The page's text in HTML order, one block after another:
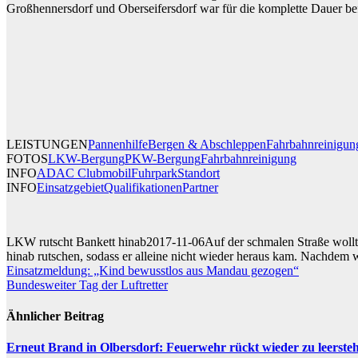
Großhennersdorf und Oberseifersdorf war für die komplette Dauer
LEISTUNGENPannenhilfeBergen & Abschleppen
FOTOSLKW-BergungPKW-BergungFahrbahnreinigung
INFOADAC ClubmobilFuhrparkStandort
INFOEinsatzgebietQualifikationenPartner
LKW rutscht Bankett hinab2017-11-06Auf der schmalen Straße
hinab rutschen, sodass er alleine nicht wieder heraus kam. Nachdem
Beitragsnavigation
Einsatzmeldung: „Kind bewusstlos aus Mandau gezogen“
Bundesweiter Tag der Luftretter
Ähnlicher Beitrag
Erneut Brand in Olbersdorf: Feuerwehr rückt wieder zu